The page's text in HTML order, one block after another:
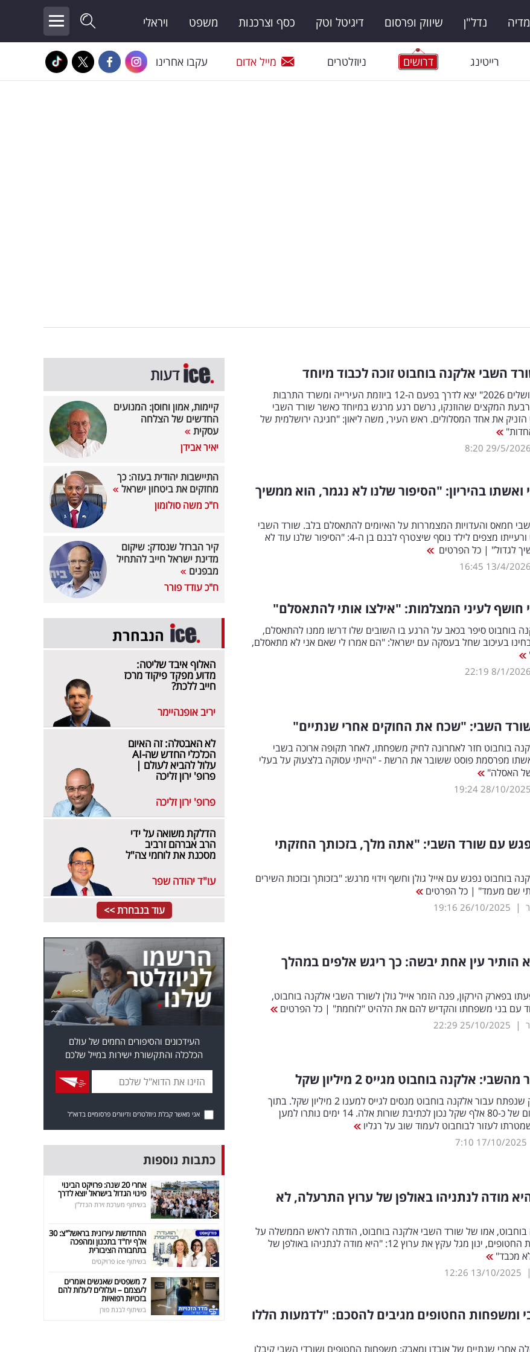
נדל"ן שיווק ופרסום דיגיטל וטק כסף וצרכנות משפט ויראלי
רייטינג דרושים ניוזלטרים מייל אדום עקבו אחרינו
אירוע "סובב ירושלים 2026" יצא לדרך בפעם ה-12 ביוזמת העירייה ומשרד התרבות
המקצים שהוזנקו, נרשם רגע מרגש במיוחד כאשר שורד השבי
את אחד המסלולים. ראש העיר, משה ליאון: "חגיגה ירושלמית של
29/5/2026
8:20
בהיריון: "הסיפור שלנו לא נגמר, הוא ממשיך
חמאס והעדויות המצמררות על האיומים להתאסלם בלב. שורד השבי
אלקנה בוחבוט ורעייתו מצפים לילד נוסף שיצטרף לבנם בן ה-4: "הסיפור שלנו עוד לא
לגדול" | כל הפרטים
13/4/2026
16:45
חושף לעיני המצלמות: "אילצו אותי להתאסלם"
בוחבוט סיפר בכאב על הרגע בו השובים שלו דרשו ממנו להתאסלם,
בעיכוב שחל בעסקה עם ישראל: "הם אמרו לי שאם אני לא מתאסלם,
8/1/2026
22:19
השבי: "שכח את החוקים אחרי שנתיים"
בוחבוט חזר לאחרונה לחיק משפחתו, לאחר תקופה ארוכה בשבי
מפרסמת פוסט ששובר את הרשת - "הייתי עסוקה בלצעוק על בעלי
האסלה"
28/10/2025
19:24
נפגש עם שורד השבי: "אתה מלך, בזכותך החזקתי
בוחבוט נפגש עם אייל גולן וחשף וידוי מרגש: "בזכותך ובזכות השירים
שם מעמד" | כל הפרטים
|
26/10/2025
19:16
הותיר עין אחת יבשה: כך ריגש אלפים במהלך
בפארק הירקון, פנה הזמר אייל גולן לשורד השבי אלקנה בוחבוט,
עם בני משפחתו והקדיש להם את הלהיט "לוחמת" | כל הפרטים
|
25/10/2025
22:29
אלקנה בוחבוט מגייס 2 מיליון שקל
בקמפיין גיב-בק שנפתח עבור אלקנה בוחבוט מנסים לגייס למענו 2 מיליון שקל. בתוך
יממה הושג סכום של כ-80 אלף שקל נכון לכתיבת שורות אלה. 14 ימים נותרו למען
לעזור לבוחבוט לעמוד שוב על רגליו
17/10/2025
7:10
מודה לנתניהו באולפן של ערוץ התרעלה, לא
אמו של שורד השבי אלקנה בוחבוט, הודתה לראש הממשלה על
מאמציו להחזרת החטופים, ינון מגל עקץ את ערוץ 12: "היא מודה לנתניהו באולפן של
מכבד"
|
13/10/2025
12:26
ומשפחות החטופים מגיבים להסכם: "לדמעות הללו
אחרי שנתיים של אובדן ומאבק: משפחות החטופים ושורדי השבי קיבלו
דעות
קיימות, אמון וחוסן: המנועים
החדשים של הצלחה
עסקית
יאיר אבידן
התיישבות יהודית בעזה: כך
מחזקים את ביטחון ישראל
ח"כ משה סולומון
קיר הברזל שנסדק: שיקום
מדינת ישראל חייב להתחיל
מבפנים
ח"כ עודד פורר
הנבחרת
האלוף איבד שליטה:
מדוע מפקד פיקוד מרכז
חייב ללכת?
יריב אופנהיימר
לא האבטלה: זה האיום
הכלכלי החדש שה-AI
עלול להביא לעולם |
פרופ' ירון זליכה
פרופ' ירון זליכה
הדלקת משואה על ידי
הרב אברהם זרביב
מסכנת את לוחמי צה"ל
עו"ד יהודה שפר
עוד בנבחרת >>
העידכונים והסיפורים החמים של עולם
הכלכלה והתקשורת ישירות במייל שלכם
אני מאשר קבלת ניוזלטרים ודיוורים פרסומיים בדוא"ל
כתבות נוספות
אחרי 20 שנה: פרויקט הבינוי
פינוי הגדול בישראל יוצא לדרך
בשיתוף מערכת זירת הנדל"ן
התחדשות עירונית בראשל"צ: 30
אלף יח"ד בתכנון ומהפכה
בתחבורה הציבורית
בשיתוף ice פרויקטים
7 משפטים שאנשים אומרים
לעצמם – ועלולים לעלות להם
בזכויות רפואיות
בשיתוף לבנת פורן